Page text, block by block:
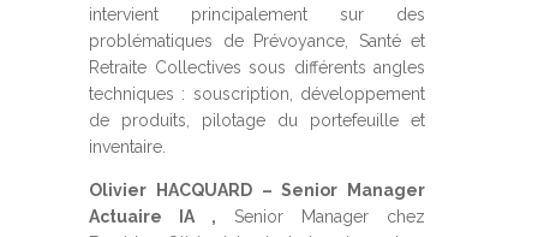
intervient principalement sur des
problématiques de Prévoyance, Santé et
Retraite Collectives sous différents angles
techniques : souscription, développement
de produits, pilotage du portefeuille et
inventaire.
Olivier HACQUARD – Senior Manager
Actuaire IA , Senior Manager chez